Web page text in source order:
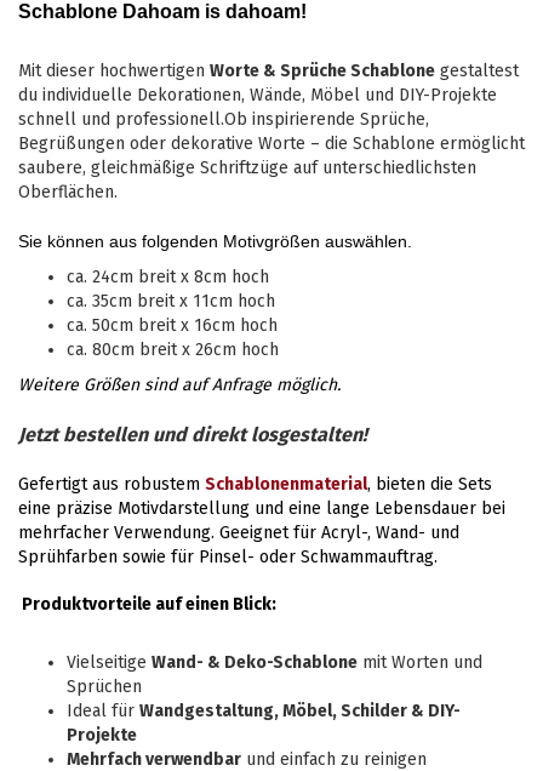
Schablone Dahoam is dahoam!
Mit dieser hochwertigen Worte & Sprüche Schablone gestaltest
du individuelle Dekorationen, Wände, Möbel und DIY-Projekte
schnell und professionell.Ob inspirierende Sprüche,
Begrüßungen oder dekorative Worte – die Schablone ermöglicht
saubere, gleichmäßige Schriftzüge auf unterschiedlichsten
Oberflächen.
Sie können aus folgenden Motivgrößen auswählen.
ca. 24cm breit x 8cm hoch
ca. 35cm breit x 11cm hoch
ca. 50cm breit x 16cm hoch
ca. 80cm breit x 26cm hoch
Weitere Größen sind auf Anfrage möglich.
Jetzt bestellen und direkt losgestalten!
Gefertigt aus robustem Schablonenmaterial, bieten die Sets
eine präzise Motivdarstellung und eine lange Lebensdauer bei
mehrfacher Verwendung. Geeignet für Acryl-, Wand- und
Sprühfarben sowie für Pinsel- oder Schwammauftrag.
Produktvorteile auf einen Blick:
Vielseitige Wand- & Deko-Schablone mit Worten und
Sprüchen
Ideal für Wandgestaltung, Möbel, Schilder & DIY-
Projekte
Mehrfach verwendbar und einfach zu reinigen